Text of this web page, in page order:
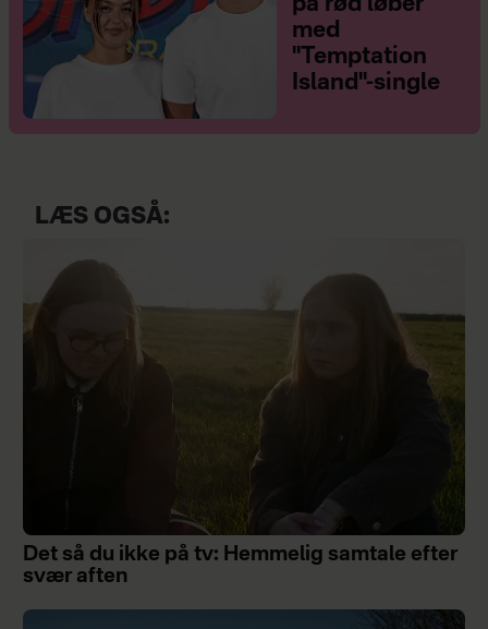
med
"Temptation
Island"-single
LÆS OGSÅ:
Det så du ikke på tv: Hemmelig samtale efter
svær aften